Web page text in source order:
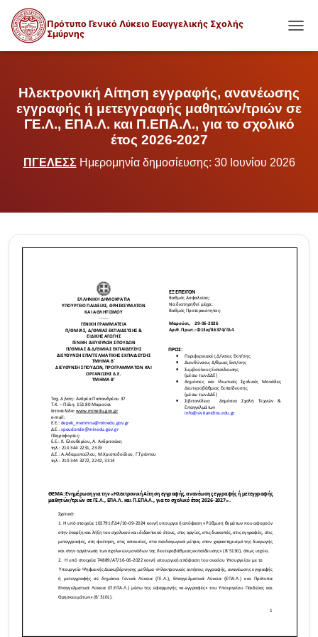
Πρότυπο Γενικό Λύκειο Ευαγγελικής Σχολής
Σμύρνης
Ηλεκτρονική Αίτηση εγγραφής, ανανέωσης
εγγραφής ή μετεγγραφής μαθητών/τριών σε
ΓΕ.Λ., ΕΠΑ.Λ. και Π.ΕΠΑ.Λ., για το σχολικό
έτος 2026-2027
ΠΓΕΛΕΣΣ Ημερομηνία δημοσίευσης: 30 Ιουνίου 2026